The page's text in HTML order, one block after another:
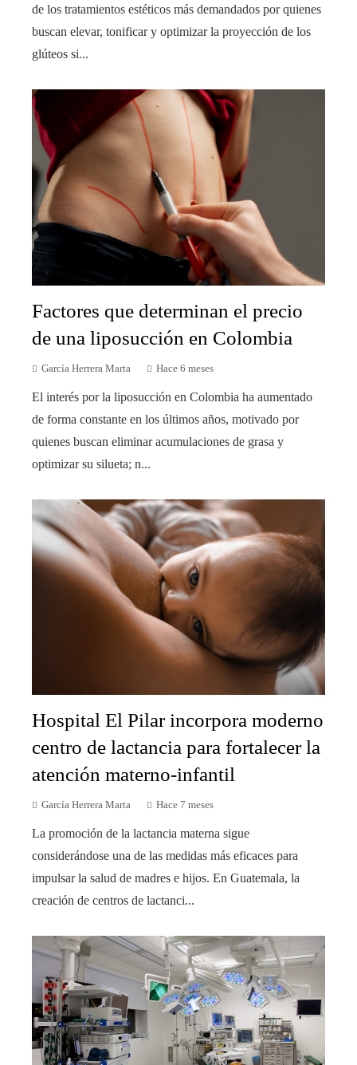
de los tratamientos estéticos más demandados por quienes
buscan elevar, tonificar y optimizar la proyección de los
glúteos si...
Factores que determinan el precio
de una liposucción en Colombia
García Herrera Marta Hace 6 meses
El interés por la liposucción en Colombia ha aumentado
de forma constante en los últimos años, motivado por
quienes buscan eliminar acumulaciones de grasa y
optimizar su silueta; n...
Hospital El Pilar incorpora moderno
centro de lactancia para fortalecer la
atención materno-infantil
García Herrera Marta Hace 7 meses
La promoción de la lactancia materna sigue
considerándose una de las medidas más eficaces para
impulsar la salud de madres e hijos. En Guatemala, la
creación de centros de lactanci...